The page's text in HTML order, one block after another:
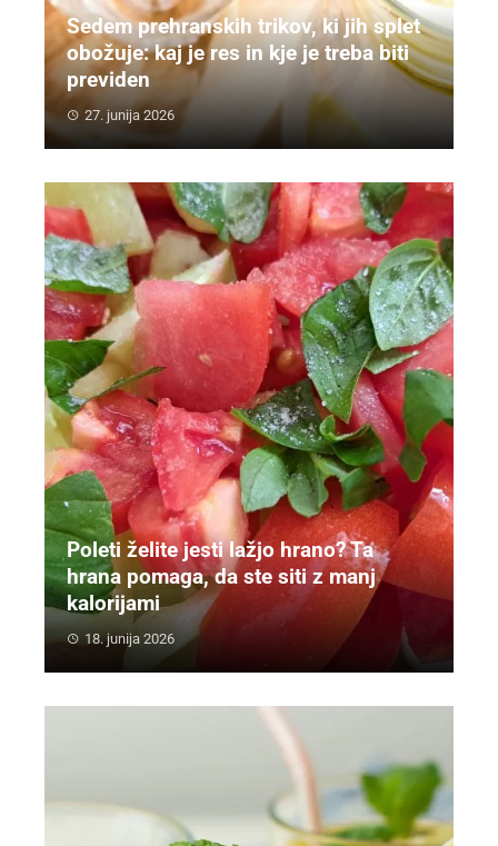
Sedem prehranskih trikov, ki jih splet
obožuje: kaj je res in kje je treba biti
previden
27. junija 2026
Poleti želite jesti lažjo hrano? Ta
hrana pomaga, da ste siti z manj
kalorijami
18. junija 2026